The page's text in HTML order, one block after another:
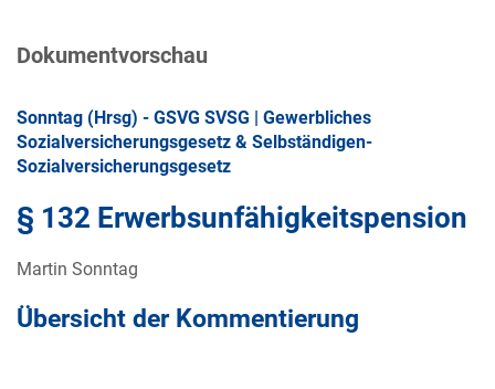
Dokumentvorschau
Sonntag (Hrsg) - GSVG SVSG | Gewerbliches
Sozialversicherungsgesetz & Selbständigen-
Sozialversicherungsgesetz
§ 132 Erwerbsunfähigkeitspension
Martin Sonntag
Übersicht der Kommentierung